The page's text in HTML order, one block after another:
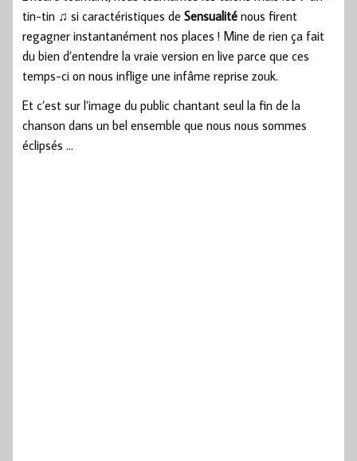
tin-tin ♫ si caractéristiques de Sensualité nous firent
regagner instantanément nos places ! Mine de rien ça fait
du bien d’entendre la vraie version en live parce que ces
temps-ci on nous inflige une infâme reprise zouk.
Et c’est sur l’image du public chantant seul la fin de la
chanson dans un bel ensemble que nous nous sommes
éclipsés …